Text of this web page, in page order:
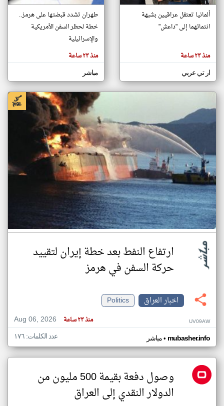
تغيير الدولة
اخبار العراق على مدار الساعة
أهم اخبار العراق العاجلة والمباشرة
المقالات
الموجوده
هنا عن
وجهة
كاتبيها.
ألمانيا تعتقل عراقيين بشبهة
انتمائهما إلى "داعش"
منذ ٢٣ ساعة
ار تي عربي
طهران تشدد قبضتها على هرمز..
خطة لحظر السفن الأمريكية
والإسرائيلية
منذ ٢٣ ساعة
مباشر
ارتفاع النفط بعد خطة إيران لتقييد
حركة السفن في هرمز
اخبار العراق
Politics
Aug 06, 2026
منذ ٢٣ ساعة UV09AW
مباشر• mubasher.info عدد الكلمات: ١٧٦
وصول دفعة بقيمة 500 مليون من
الدولار النقدي إلى العراق
klyoum.com